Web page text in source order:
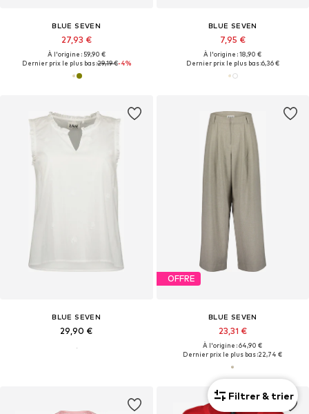
BLUE SEVEN
27,93 €
À l'origine : 59,90 €
Dernier prix le plus bas :29,19 €-4%
BLUE SEVEN
7,95 €
À l'origine : 18,90 €
Dernier prix le plus bas :6,36 €
BLUE SEVEN
29,90 €
OFFRE
BLUE SEVEN
23,31 €
À l'origine : 64,90 €
Dernier prix le plus bas :22,74 €
Filtrer & trier